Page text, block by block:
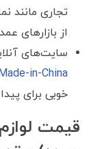
از بازارهای
سایت‌های
in-China
خوبی برای
قیمت